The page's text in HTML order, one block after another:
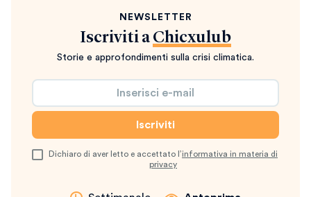
NEWSLETTER
Iscriviti a Chicxulub
Storie e approfondimenti sulla crisi climatica.
Dichiaro di aver letto e accettato l’informativa in materia di
privacy